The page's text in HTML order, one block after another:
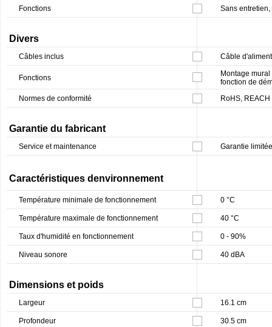
Fonctions Sans
Divers
Câbles inclus Câble
Fonctions
Montage
fonction de
Normes de conformité
RoHS, REACH
Garantie du fabricant
Service et maintenance Garantie
Caractéristiques denvironnement
Température minimale de fonctionnement 0 °C
Température maximale de fonctionnement 40 °C
Taux d'humidité en fonctionnement 0 - 90%
Niveau sonore 40 dBA
Dimensions et poids
Largeur 16.1 cm
Profondeur 30.5 cm